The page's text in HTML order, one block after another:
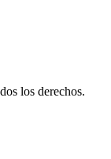
los derechos.